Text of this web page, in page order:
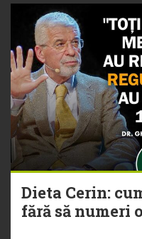
Dieta Cerin:
fără să numeri